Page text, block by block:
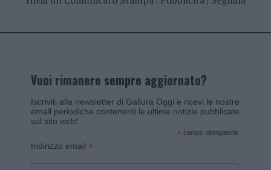
Vuoi rimanere sempre aggiornato?
Iscriviti alla newsletter di Gallura Oggi e ricevi le nostre
email periodiche contenenti le ultime notizie pubblicate
sul sito web!
* campo obbligatorio
Indirizzo email *